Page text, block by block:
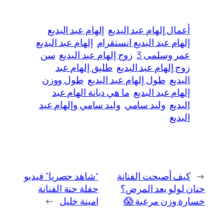
أعمال إلهام عبد البديع إلهام عبد البديع
إلهام عبد البديع انستقرام إلهام عبد البديع
عمر وسلمى 3
زوج إلهام عبد البديع سن
زوج إلهام عبد البديع طليق إلهام عبد
البديع طول إلهام عبد البديع طول ووزن
إلهام عبد البديع ما هي ديانة الهام عبد
البديع وليد سامي وليد سامي وإلهام عبد
البديع
← كيف أصبحت الفنانة
حنان لولو بعد المرض؟
خسارة وزن مرعبة 😱
“شاهد حصريا” فيديو
حفلة حنة الفنانة
امينة خليل →